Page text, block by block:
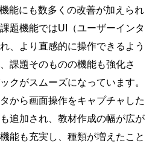
能にも数多くの改善が加えられ
題機能ではUI（ユーザーインタ
、より直感的に操作できるよう
課題そのものの機能も強化さ
クがスムーズになっています。
から画面操作をキャプチャした
追加され、教材作成の幅が広が
能も充実し、種類が増えたこと